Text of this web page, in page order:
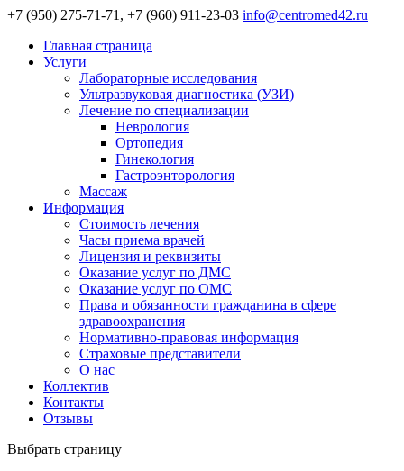
+7 (950) 275-71-71, +7 (960) 911-23-03 info@centromed42.ru
Главная страница
Услуги
Лабораторные исследования
Ультразвуковая диагностика (УЗИ)
Лечение по специализации
Неврология
Ортопедия
Гинекология
Гастроэнторология
Массаж
Информация
Стоимость лечения
Часы приема врачей
Лицензия и реквизиты
Оказание услуг по ДМС
Оказание услуг по ОМС
Права и обязанности гражданина в сфере
здравоохранения
Нормативно-правовая информация
Страховые представители
О нас
Коллектив
Контакты
Отзывы
Выбрать страницу